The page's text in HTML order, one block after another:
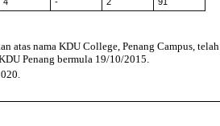
atas nama KDU College, Penang Campus, telah
Penang bermula 19/10/2015.